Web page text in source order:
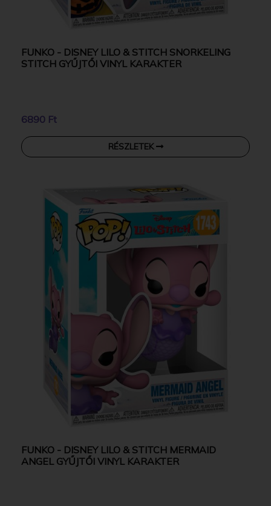
FUNKO - DISNEY LILO & STITCH SNORKELING
STITCH GYŰJTŐI VINYL KARAKTER
6890 Ft
RÉSZLETEK
FUNKO - DISNEY LILO & STITCH MERMAID
ANGEL GYŰJTŐI VINYL KARAKTER